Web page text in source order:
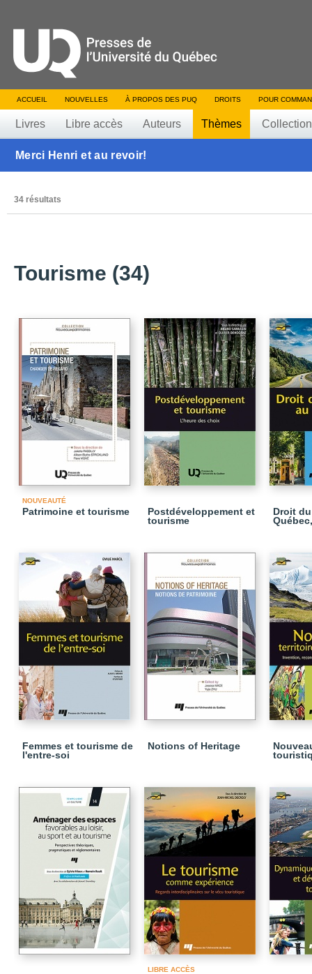
ACCUEIL NOUVELLES À PROPOS DES PUQ DROITS POUR
Livres Libre accès Auteurs Thèmes
Merci Henri et au revoir!
34 résultats
Tourisme (34)
NOUVEAUTÉ
Patrimoine et tourisme
Postdéveloppement et
tourisme
Droit
Femmes et tourisme de
l'entre-soi
Notions of Heritage
LIBRE ACCÈS